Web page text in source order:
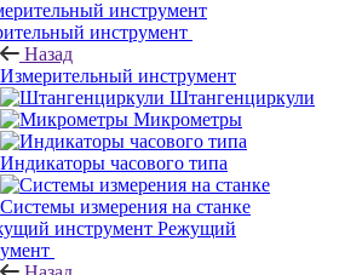
инструмент
Назад
Измерительный инструмент
Штангенциркули
Микрометры
Индикаторы часового типа
Системы измерения на станке
Режущий